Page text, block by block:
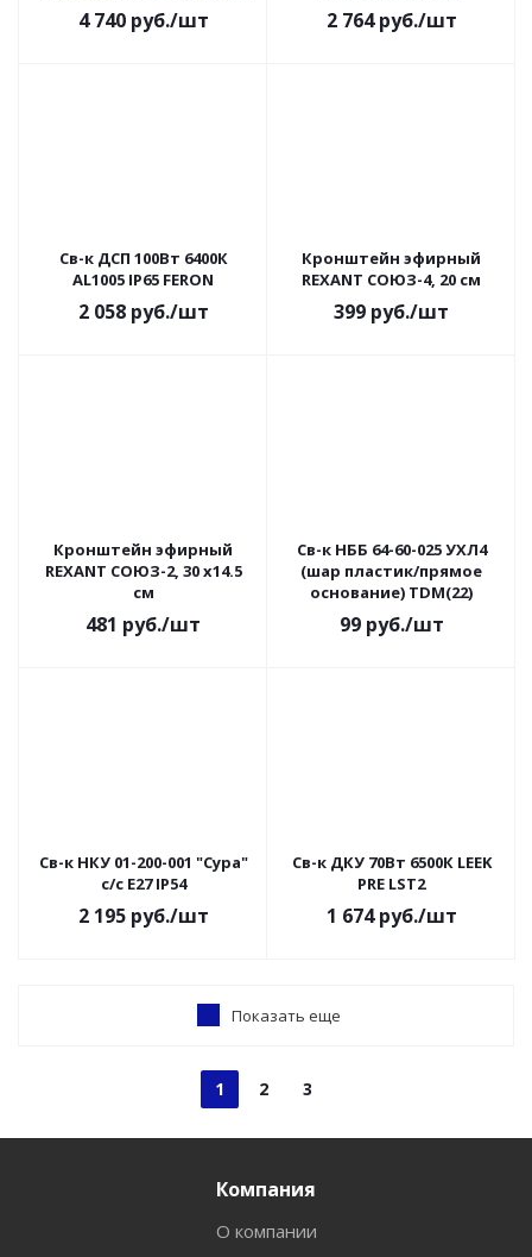
4 740руб./шт 2 764руб./шт
Св-к ДСП 100Вт 6400К
AL1005 IP65 FERON
2 058руб./шт
Кронштейн эфирный
REXANT СОЮЗ-4, 20 см
399 руб./шт
Кронштейн эфирный
REXANT СОЮЗ-2, 30 х14.5
см
481 руб./шт
Св-к НББ 64-60-025 УХЛ4
(шар пластик/прямое
основание) TDM(22)
99руб./шт
Св-к НКУ 01-200-001 "Сура"
с/с Е27 IP54
2 195руб./шт
Св-к ДКУ 70Вт 6500К LEEK
PRE LST2
1 674руб./шт
Показать еще
1 2 3
Компания
О компании